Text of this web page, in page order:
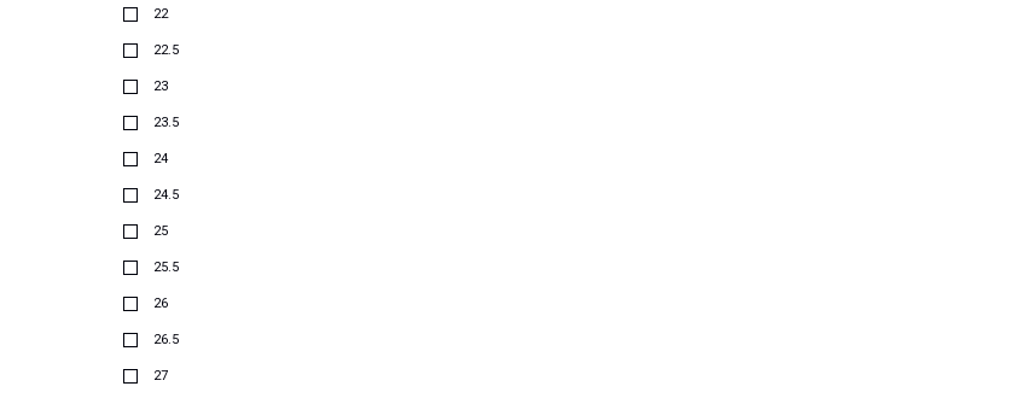
22
22.5
23
23.5
24
24.5
25
25.5
26
26.5
27